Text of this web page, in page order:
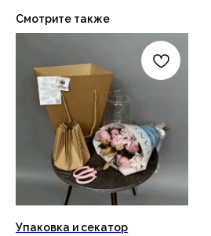
Смотрите также
Упаковка и секатор